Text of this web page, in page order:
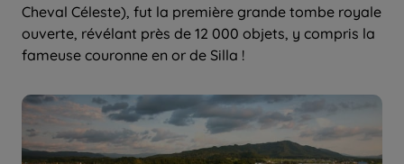
Cheval Céleste), fut la première grande tombe royale
ouverte, révélant près de 12 000 objets, y compris la
fameuse couronne en or de Silla !